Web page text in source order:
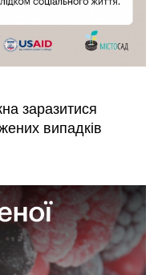
заразитися
випадків